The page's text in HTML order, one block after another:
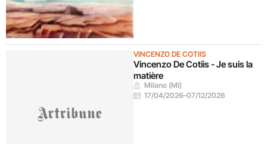
VINCENZO DE COTIIS
Vincenzo De Cotiis - Je suis la
matière
Milano (MI)
17/04/2026–07/12/2026